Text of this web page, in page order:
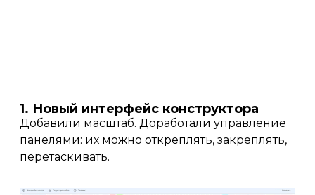
1. Новый интерфейс конструктора
Добавили масштаб. Доработали управление
панелями: их можно откреплять, закреплять,
перетаскивать.